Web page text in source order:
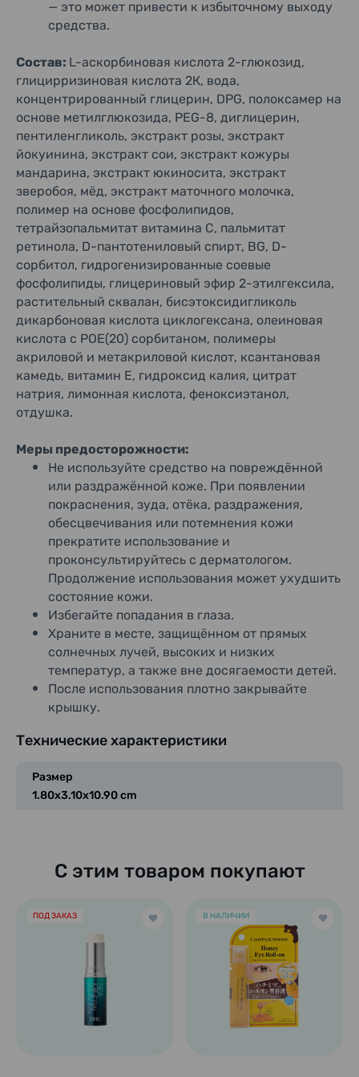
— это может привести к избыточному выходу
средства.
Состав: L-аскорбиновая кислота 2-глюкозид,
глицирризиновая кислота 2К, вода,
концентрированный глицерин, DPG, полоксамер на
основе метилглюкозида, PEG-8, диглицерин,
пентиленгликоль, экстракт розы, экстракт
йокуинина, экстракт сои, экстракт кожуры
мандарина, экстракт юкиносита, экстракт
зверобоя, мёд, экстракт маточного молочка,
полимер на основе фосфолипидов,
тетрайзопальмитат витамина C, пальмитат
ретинола, D-пантотениловый спирт, BG, D-
сорбитол, гидрогенизированные соевые
фосфолипиды, глицериновый эфир 2-этилгексила,
растительный сквалан, бисэтоксидигликоль
дикарбоновая кислота циклогексана, олеиновая
кислота с POE(20) сорбитаном, полимеры
акриловой и метакриловой кислот, ксантановая
камедь, витамин E, гидроксид калия, цитрат
натрия, лимонная кислота, феноксиэтанол,
отдушка.
Меры предосторожности:
Не используйте средство на повреждённой
или раздражённой коже. При появлении
покраснения, зуда, отёка, раздражения,
обесцвечивания или потемнения кожи
прекратите использование и
проконсультируйтесь с дерматологом.
Продолжение использования может ухудшить
состояние кожи.
Избегайте попадания в глаза.
Храните в месте, защищённом от прямых
солнечных лучей, высоких и низких
температур, а также вне досягаемости детей.
После использования плотно закрывайте
крышку.
Технические характеристики
Размер
1.80x3.10x10.90 cm
С этим товаром покупают
ПОД ЗАКАЗ В НАЛИЧИИ